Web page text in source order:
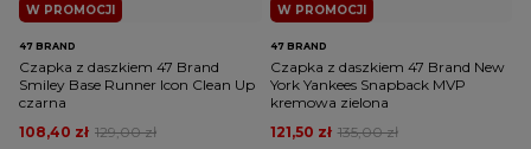
W PROMOCJI
47 BRAND
Czapka z daszkiem 47 Brand
Smiley Base Runner Icon Clean Up
czarna
129,00 zł
108,40 zł
W PROMOCJI
47 BRAND
Czapka z daszkiem 47 Brand New
York Yankees Snapback MVP
kremowa zielona
135,00 zł
121,50 zł